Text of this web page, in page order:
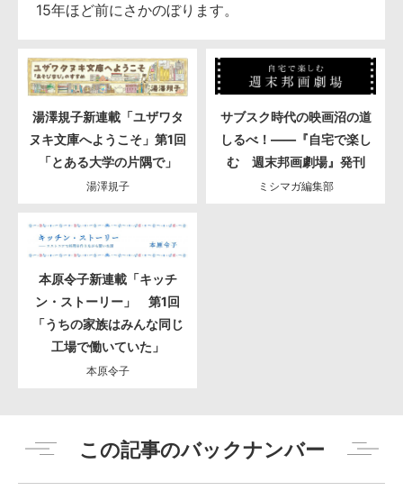
15年ほど前にさかのぼります。
湯澤規子新連載「ユザワタ
ヌキ文庫へようこそ」第1回
「とある大学の片隅で」
湯澤規子
サブスク時代の映画沼の道
しるべ！――『自宅で楽し
む 週末邦画劇場』発刊
ミシマガ編集部
本原令子新連載「キッチ
ン・ストーリー」 第1回
「うちの家族はみんな同じ
工場で働いていた」
本原令子
この記事のバックナンバー